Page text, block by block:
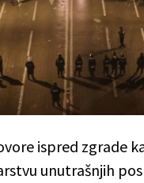
ispred zgrade
unutrašnjih